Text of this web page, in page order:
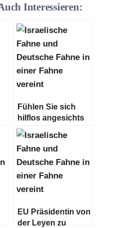
Interessieren:
Fühlen Sie sich
hilflos angesichts
der Ereignisse in
Israel? Hier ist, was
Sie jetzt tun können
EU Präsidentin von
der Leyen zu